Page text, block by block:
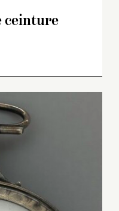
ceinture